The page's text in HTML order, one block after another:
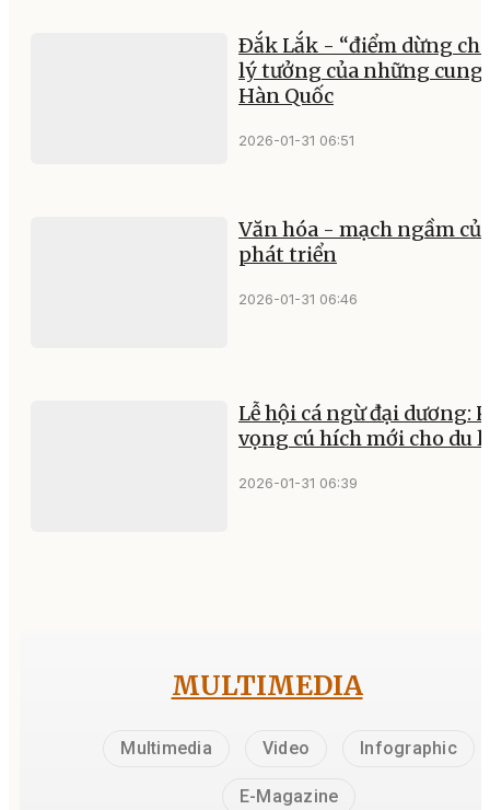
Ðắk Lắk - “điểm dừng
lý tưởng của những cung
Hàn Quốc
2026-01-31 06:51
Văn hóa - mạch ngầm
phát triển
2026-01-31 06:46
Lễ hội cá ngừ đại dương:
vọng cú hích mới cho du
2026-01-31 06:39
MULTIMEDIA
Multimedia Video Infographic
E-Magazine